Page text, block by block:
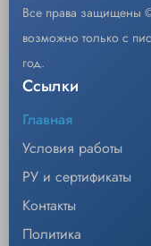
Степень фильтрации
Материал
Условия эксплуатации
Герметичность
Все права защищены
возможно только с
год.
Ссылки
Главная
Условия работы
РУ и сертификаты
Контакты
Политика